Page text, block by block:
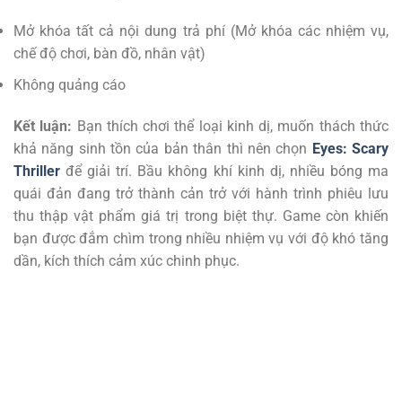
Mở khóa tất cả nội dung trả phí (Mở khóa các nhiệm vụ,
chế độ chơi, bàn đồ, nhân vật)
Không quảng cáo
Kết luận: Bạn thích chơi thể loại kinh dị, muốn thách thức
khả năng sinh tồn của bản thân thì nên chọn Eyes: Scary
Thriller để giải trí. Bầu không khí kinh dị, nhiều bóng ma
quái đản đang trở thành cản trở với hành trình phiêu lưu
thu thập vật phẩm giá trị trong biệt thự. Game còn khiến
bạn được đắm chìm trong nhiều nhiệm vụ với độ khó tăng
dần, kích thích cảm xúc chinh phục.